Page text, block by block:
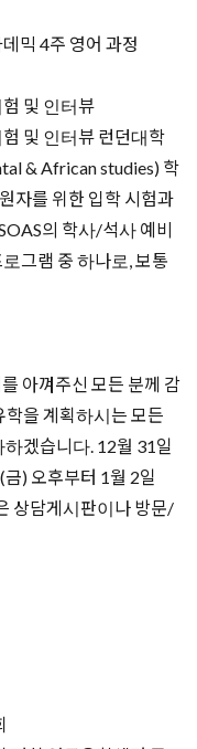
믹 4주 영어 과정
및 인터뷰
및 인터뷰 런던대학
& African studies) 학
자를 위한 입학 시험과
의 학사/석사 예비
그램 중 하나로, 보통
아껴주신 모든 분께 감
을 계획하시는 모든
하겠습니다. 12월 31일
) 오후부터 1월 2일
상담게시판이나 방문/